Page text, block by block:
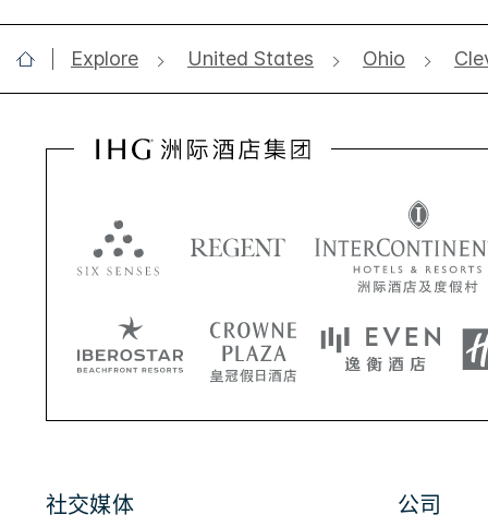
Explore United States Ohio
社交媒体 公司